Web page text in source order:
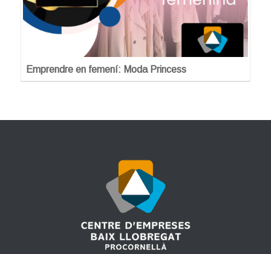
Emprendre en femení: Moda Princess